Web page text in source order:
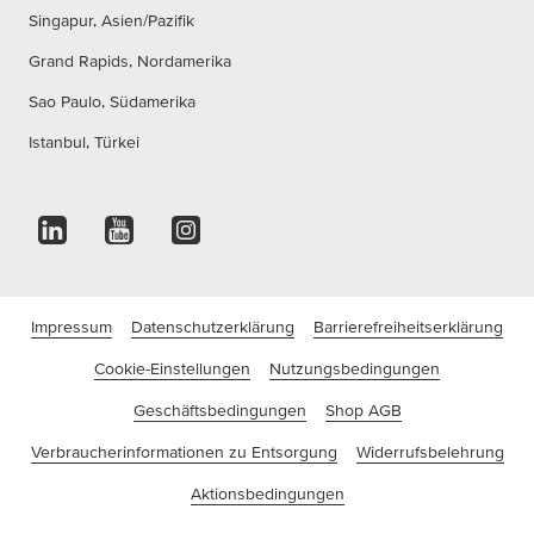
Singapur, Asien/Pazifik
Grand Rapids, Nordamerika
Sao Paulo, Südamerika
Istanbul, Türkei
Impressum Datenschutzerklärung Barrierefreiheitserklärung
Cookie-Einstellungen Nutzungsbedingungen
Geschäftsbedingungen Shop AGB
Verbraucherinformationen zu Entsorgung Widerrufsbelehrung
Aktionsbedingungen